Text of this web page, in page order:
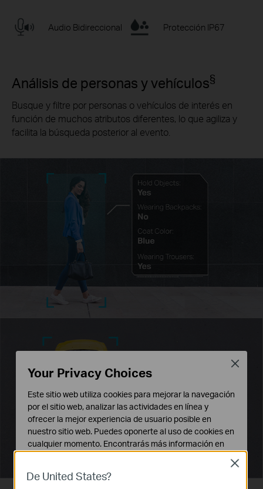
Audio Bidireccional Protección IP67
Análisis de personas y vehículos§
Busque y filtre por personas o vehículos de interés en
función de muchos atributos diferentes, lo que agiliza y
facilita la búsqueda posterior al evento.
De United States?
Close
Your Privacy Choices
Este sitio web utiliza cookies para mejorar la navegación
por el sitio web, analizar las actividades en línea y
ofrecer la mejor experiencia de usuario posible en
nuestro sitio web. Puedes oponerte al uso de cookies en
cualquier momento. Encontrarás más información en
Cookies Básicas
Close